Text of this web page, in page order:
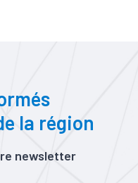
la région
newsletter